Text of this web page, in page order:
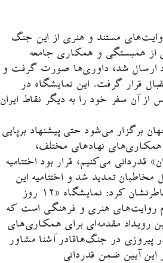
ایران» را انتقال روایت‌های مستند و هنری از این جنگ
از همبستگی و همکاری جامعه
این رویداد ارسال شد، داوری‌ها صورت گرفت و
استقبال قرار گرفت. این نمایشگاه در
داشت و پس از آن سفر خود را به دیگر نقاط ایران
بین‌المللی، این نمایشگاه در ۴۰ کشور جهان برگزار می‌شود حتی پیشنهاد برپایی
نهادهای مختلف،
فرهنگی برای برگزاری نمایشگاه «۱۲ روز ایران» قدردانی می‌کنیم، قرار بود اختتامیه
تمدید شد و اختتامیه این
مراسم به امروز موکول شد.دبیرکل مجمع جهانی صلح اسلامی خاطرنشان کرد: نمایشگاه «۱۲ روز
روایت‌های هنری و فرهنگی است که
رویداد مقدمه‌ای برای همکاری‌های
در جنگ‌هاقادر آشنا مشاور
آیین ضمن قدردانی